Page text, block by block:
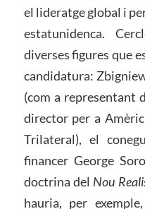
el lideratge global i
estatunidenca.
diverses figures que
candidatura:
(com a representant
director per a
Trilateral), el
financer George
doctrina del Nou
hauria, per